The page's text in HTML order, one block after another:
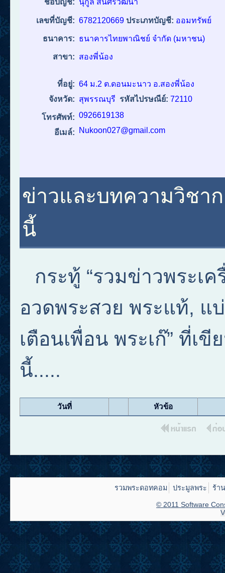
ชื่อบัญชี: นุกูล สินศิริวัฒนา
เลขที่บัญชี: 6782120669 ประเภทบัญชี: ออมทรัพย์
ธนาคาร: ธนาคารไทยพาณิชย์ จำกัด (มหาชน)
สาขา: สองพี่น้อง
ที่อยู่: 64 ม.2 ต.ดอนมะนาว อ.สองพี่น้อง
จังหวัด: สุพรรณบุรี รหัสไปรษณีย์: 72110
โทรศัพท์: 0926619138
อีเมล์:
Nukoon027@gmail.com
ข่าวและบทความวิชา
นี้
กระทู้ “รวมข่าวพระเ
อวดพระสวย พระแท้, แ
เตือนเพื่อน พระเก๊” ที่เ
นี้.....
วันที่ หัวข้อ
รวมพระดอทคอม ประมูลพระ ร้า
© 2011 Software